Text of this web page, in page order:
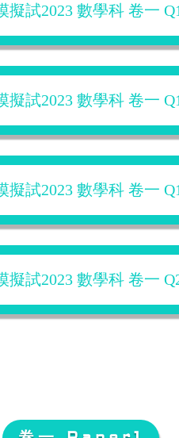
擬試2023 數學科 卷一
擬試2023 數學科 卷一
擬試2023 數學科 卷一
擬試2023 數學科 卷一